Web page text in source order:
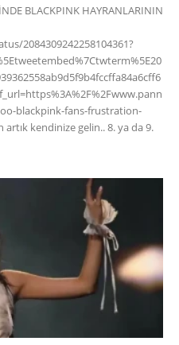
BLACKPINK HAYRANLARININ
2084309242258104361?
blackpink-fans-frustration-
kendinize gelin.. 8. ya da 9.